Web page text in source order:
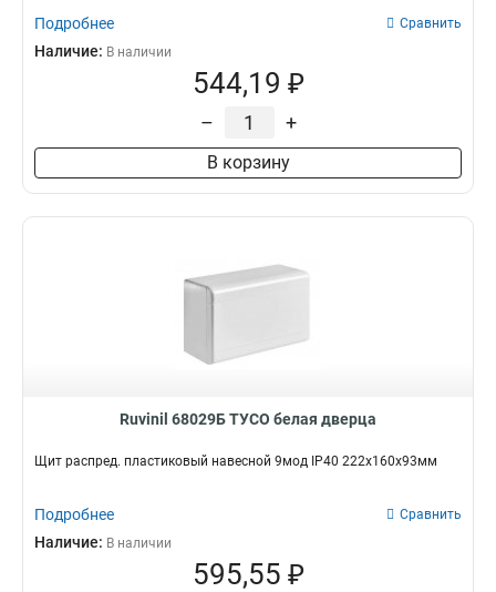
Подробнее Сравнить
Наличие: В наличии
544,19 ₽
– +
В корзину
Ruvinil 68029Б ТУСО белая дверца
Щит распред. пластиковый навесной 9мод IP40 222х160х93мм
Подробнее Сравнить
Наличие: В наличии
595,55 ₽